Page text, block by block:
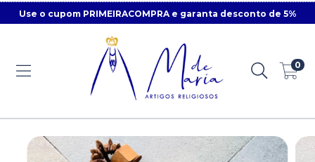
Use o cupom PRIMEIRACOMPRA e garanta desconto de 5%
0